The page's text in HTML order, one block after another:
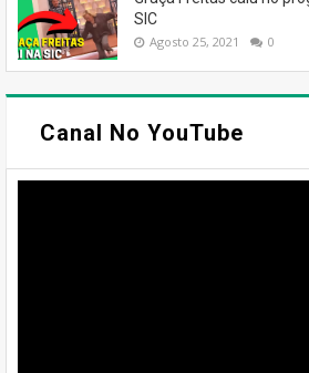
SIC
Agosto 25, 2021 0
Canal No YouTube